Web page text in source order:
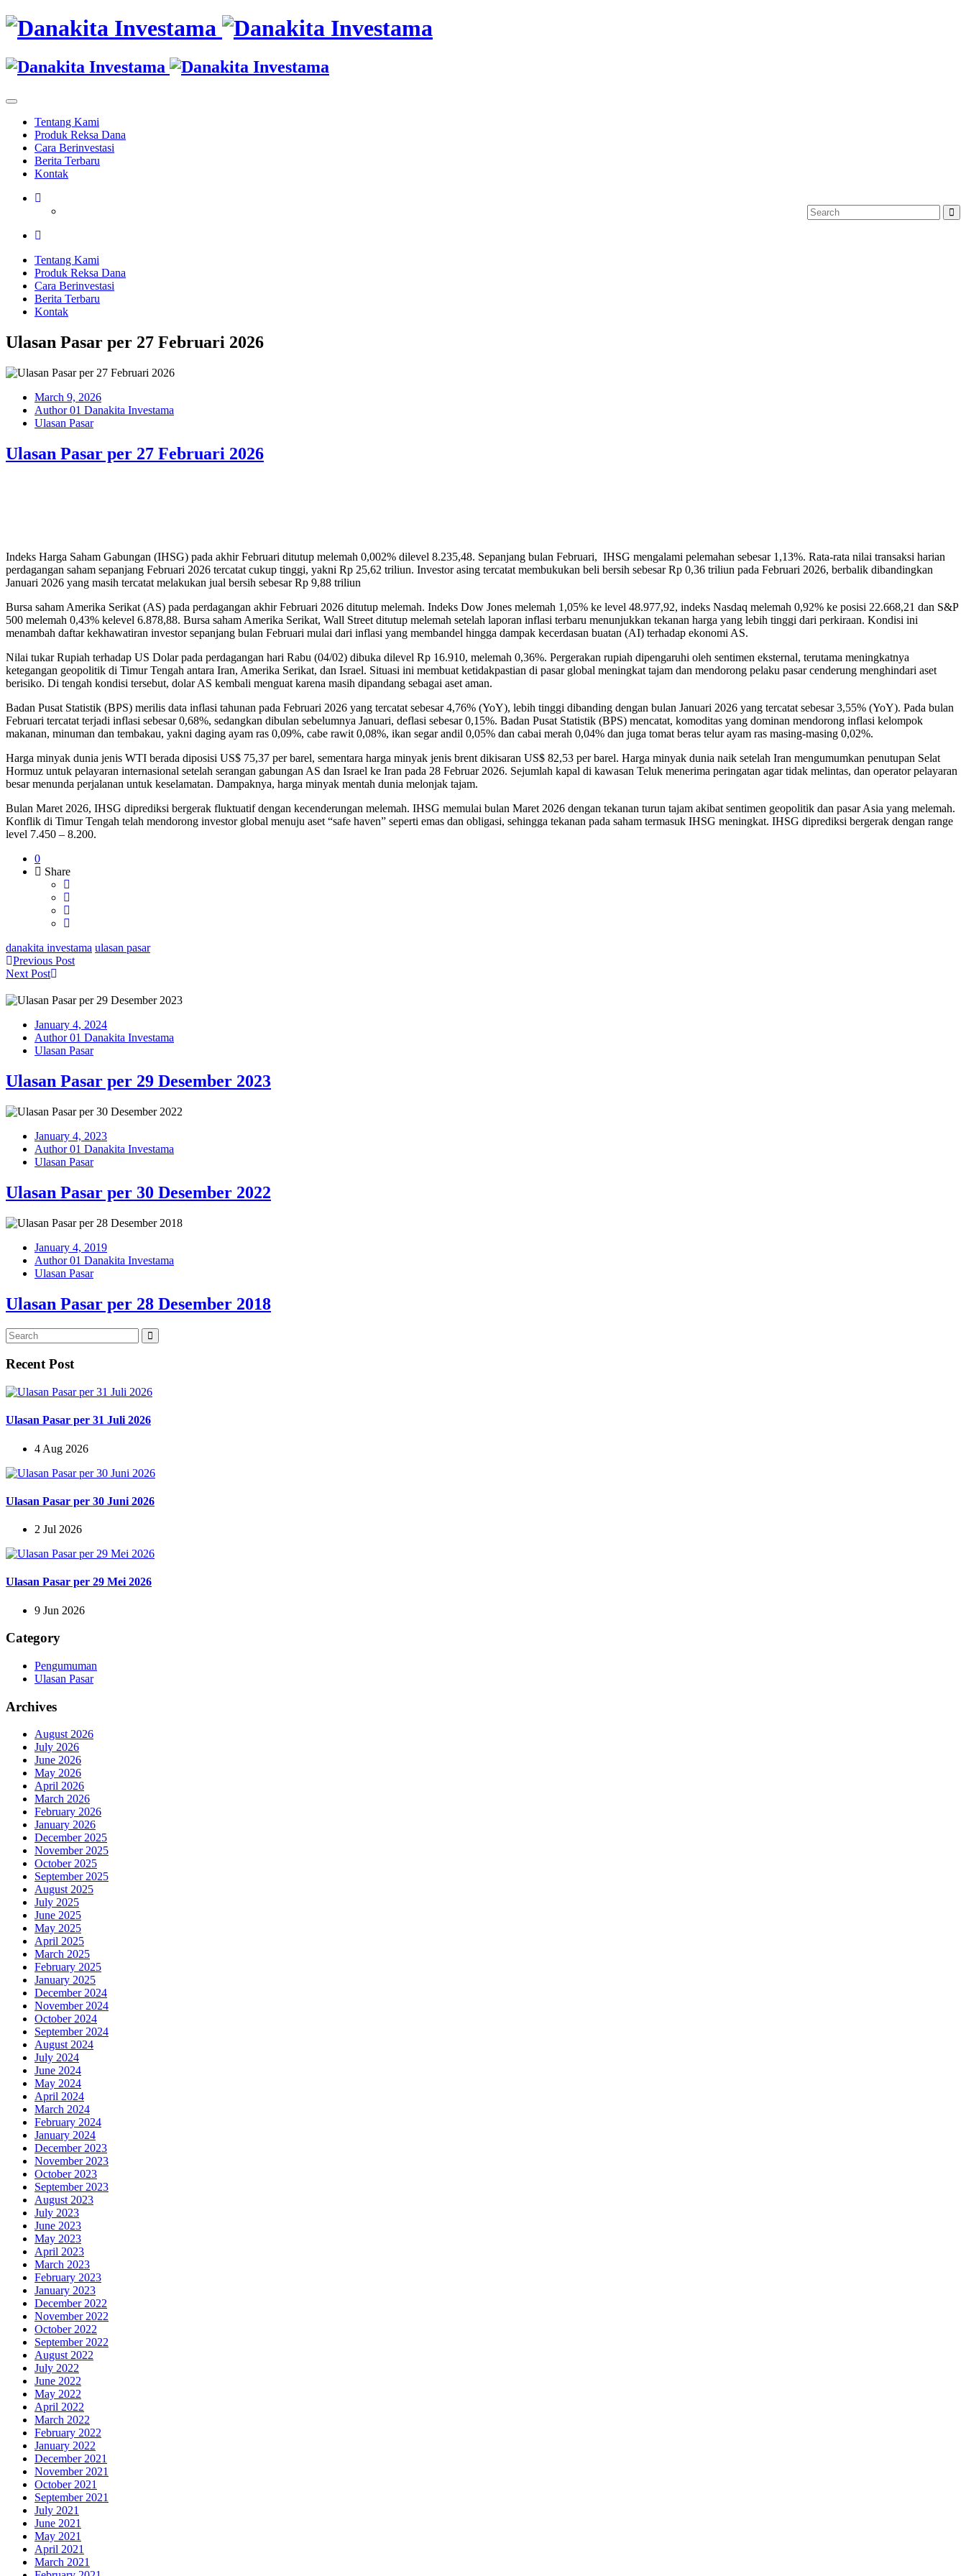
Tentang Kami
Produk Reksa Dana
Cara Berinvestasi
Berita Terbaru
Kontak
Tentang Kami
Produk Reksa Dana
Cara Berinvestasi
Berita Terbaru
Kontak
Ulasan Pasar per 27 Februari 2026
March 9, 2026
Author 01 Danakita Investama
Ulasan Pasar
Ulasan Pasar per 27 Februari 2026
Indeks Harga Saham Gabungan (IHSG) pada akhir Februari ditutup melemah 0,002% dilevel 8.235,48. Sepanjang bulan Februari, IHSG mengalami pelemahan sebesar 1,13%. Rata-rata nilai transaksi harian
perdagangan saham sepanjang Februari 2026 tercatat cukup tinggi, yakni Rp 25,62 triliun. Investor asing tercatat membukukan beli bersih sebesar Rp 0,36 triliun pada Februari 2026, berbalik dibandingkan
Januari 2026 yang masih tercatat melakukan jual bersih sebesar Rp 9,88 triliun
Bursa saham Amerika Serikat (AS) pada perdagangan akhir Februari 2026 ditutup melemah. Indeks Dow Jones melemah 1,05% ke level 48.977,92, indeks Nasdaq melemah 0,92% ke posisi 22.668,21 dan S&P
500 melemah 0,43% kelevel 6.878,88. Bursa saham Amerika Serikat, Wall Street ditutup melemah setelah laporan inflasi terbaru menunjukkan tekanan harga yang lebih tinggi dari perkiraan. Kondisi ini
menambah daftar kekhawatiran investor sepanjang bulan Februari mulai dari inflasi yang membandel hingga dampak kecerdasan buatan (AI) terhadap ekonomi AS.
Nilai tukar Rupiah terhadap US Dolar pada perdagangan hari Rabu (04/02) dibuka dilevel Rp 16.910, melemah 0,36%. Pergerakan rupiah dipengaruhi oleh sentimen eksternal, terutama meningkatnya
ketegangan geopolitik di Timur Tengah antara Iran, Amerika Serikat, dan Israel. Situasi ini membuat ketidakpastian di pasar global meningkat tajam dan mendorong pelaku pasar cenderung menghindari aset
berisiko. Di tengah kondisi tersebut, dolar AS kembali menguat karena masih dipandang sebagai aset aman.
Badan Pusat Statistik (BPS) merilis data inflasi tahunan pada Februari 2026 yang tercatat sebesar 4,76% (YoY), lebih tinggi dibanding dengan bulan Januari 2026 yang tercatat sebesar 3,55% (YoY). Pada bulan
Februari tercatat terjadi inflasi sebesar 0,68%, sedangkan dibulan sebelumnya Januari, deflasi sebesar 0,15%. Badan Pusat Statistik (BPS) mencatat, komoditas yang dominan mendorong inflasi kelompok
makanan, minuman dan tembakau, yakni daging ayam ras 0,09%, cabe rawit 0,08%, ikan segar andil 0,05% dan cabai merah 0,04% dan juga tomat beras telur ayam ras masing-masing 0,02%.
Harga minyak dunia jenis WTI berada diposisi US$ 75,37 per barel, sementara harga minyak jenis brent dikisaran US$ 82,53 per barel. Harga minyak dunia naik setelah Iran mengumumkan penutupan Selat
Hormuz untuk pelayaran internasional setelah serangan gabungan AS dan Israel ke Iran pada 28 Februar 2026. Sejumlah kapal di kawasan Teluk menerima peringatan agar tidak melintas, dan operator pelayaran
besar menunda perjalanan untuk keselamatan. Dampaknya, harga minyak mentah dunia melonjak tajam.
Bulan Maret 2026, IHSG diprediksi bergerak fluktuatif dengan kecenderungan melemah. IHSG memulai bulan Maret 2026 dengan tekanan turun tajam akibat sentimen geopolitik dan pasar Asia yang melemah.
Konflik di Timur Tengah telah mendorong investor global menuju aset “safe haven” seperti emas dan obligasi, sehingga tekanan pada saham termasuk IHSG meningkat. IHSG diprediksi bergerak dengan range
level 7.450 – 8.200.
0
Share
danakita investama ulasan pasar
Previous Post
Next Post
January 4, 2024
Author 01 Danakita Investama
Ulasan Pasar
Ulasan Pasar per 29 Desember 2023
January 4, 2023
Author 01 Danakita Investama
Ulasan Pasar
Ulasan Pasar per 30 Desember 2022
January 4, 2019
Author 01 Danakita Investama
Ulasan Pasar
Ulasan Pasar per 28 Desember 2018
Recent Post
Ulasan Pasar per 31 Juli 2026
4 Aug 2026
Ulasan Pasar per 30 Juni 2026
2 Jul 2026
Ulasan Pasar per 29 Mei 2026
9 Jun 2026
Category
Pengumuman
Ulasan Pasar
Archives
August 2026
July 2026
June 2026
May 2026
April 2026
March 2026
February 2026
January 2026
December 2025
November 2025
October 2025
September 2025
August 2025
July 2025
June 2025
May 2025
April 2025
March 2025
February 2025
January 2025
December 2024
November 2024
October 2024
September 2024
August 2024
July 2024
June 2024
May 2024
April 2024
March 2024
February 2024
January 2024
December 2023
November 2023
October 2023
September 2023
August 2023
July 2023
June 2023
May 2023
April 2023
March 2023
February 2023
January 2023
December 2022
November 2022
October 2022
September 2022
August 2022
July 2022
June 2022
May 2022
April 2022
March 2022
February 2022
January 2022
December 2021
November 2021
October 2021
September 2021
July 2021
June 2021
May 2021
April 2021
March 2021